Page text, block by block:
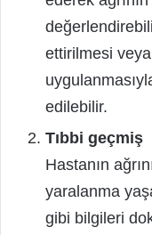
ettirilmesi
edilebilir.
Tıbbi geçmiş
Hastanın
yaralanma
gibi bilgileri